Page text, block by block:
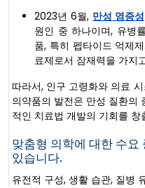
2023년 6월, 만성 염증성
원인 중 하나이며, 유병
품, 특히 펩타이드 억제
료제로서 잠재력을 가지
따라서, 인구 고령화와 의료
의약품의 발전은 만성 질환의
적인 치료법 개발의 기회를 창
맞춤형 의학에 대한 수
있습니다.
유전적 구성, 생활 습관, 질병